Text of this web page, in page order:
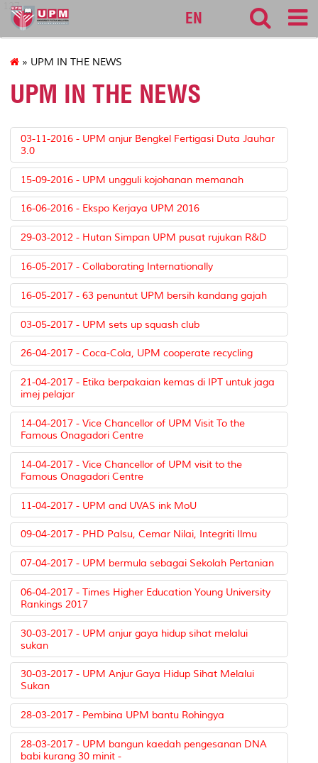
127
EN
» UPM IN THE NEWS
UPM IN THE NEWS
03-11-2016 - UPM anjur Bengkel Fertigasi Duta Jauhar
3.0
15-09-2016 - UPM ungguli kojohanan memanah
16-06-2016 - Ekspo Kerjaya UPM 2016
29-03-2012 - Hutan Simpan UPM pusat rujukan R&D
16-05-2017 - Collaborating Internationally
16-05-2017 - 63 penuntut UPM bersih kandang gajah
03-05-2017 - UPM sets up squash club
26-04-2017 - Coca-Cola, UPM cooperate recycling
21-04-2017 - Etika berpakaian kemas di IPT untuk jaga
imej pelajar
14-04-2017 - Vice Chancellor of UPM Visit To the
Famous Onagadori Centre
14-04-2017 - Vice Chancellor of UPM visit to the
Famous Onagadori Centre
11-04-2017 - UPM and UVAS ink MoU
09-04-2017 - PHD Palsu, Cemar Nilai, Integriti Ilmu
07-04-2017 - UPM bermula sebagai Sekolah Pertanian
06-04-2017 - Times Higher Education Young University
Rankings 2017
30-03-2017 - UPM anjur gaya hidup sihat melalui
sukan
30-03-2017 - UPM Anjur Gaya Hidup Sihat Melalui
Sukan
28-03-2017 - Pembina UPM bantu Rohingya
28-03-2017 - UPM bangun kaedah pengesanan DNA
babi kurang 30 minit -